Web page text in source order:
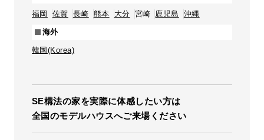
福岡 佐賀 長崎 熊本 大分 宮崎 鹿児島 沖縄
海外
韓国(Korea)
SE構法の家を実際に体感したい方は
全国のモデルハウスへご来場ください